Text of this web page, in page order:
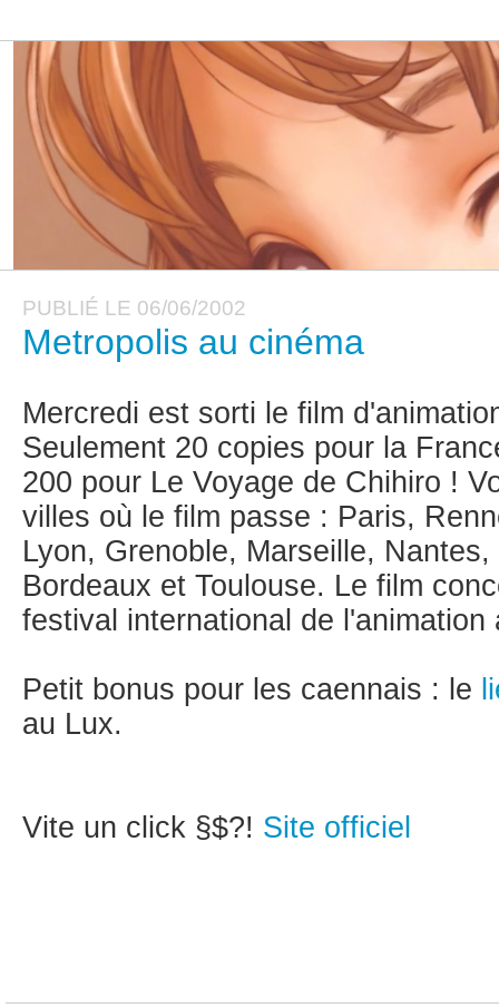
PUBLIÉ LE 06/06/2002
Metropolis au cinéma
Mercredi est sorti le film
Seulement 20 copies pour la
200 pour Le Voyage de Chihiro !
villes où le film passe : Paris,
Lyon, Grenoble, Marseille,
Bordeaux et Toulouse. Le film
festival international de l'animation
Petit bonus pour les caennais : le
au Lux.
Vite un click §$?! Site officiel